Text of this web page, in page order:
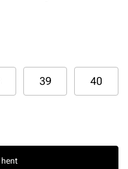
gir en luftig, myk
å forsterke denne
i EVA Phylon som er et
materiale.
gir et bedre grep og
seg til de fleste
39 40